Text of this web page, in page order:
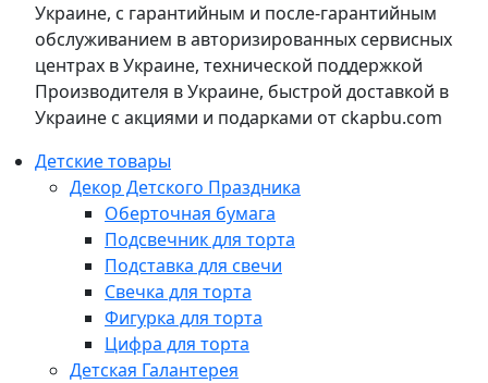
Украине, с гарантийным и после-гарантийным
обслуживанием в авторизированных сервисных
центрах в Украине, технической поддержкой
Производителя в Украине, быстрой доставкой в
Украине с акциями и подарками от ckapbu.com
Детские товары
Декор Детского Праздника
Оберточная бумага
Подсвечник для торта
Подставка для свечи
Свечка для торта
Фигурка для торта
Цифра для торта
Детская Галантерея